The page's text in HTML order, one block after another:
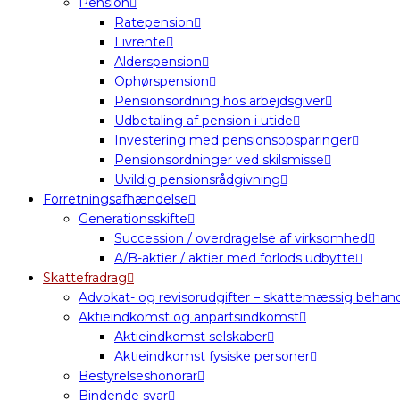
Ratepension
Livrente
Alderspension
Ophørspension
Pensionsordning hos arbejdsgiver
Udbetaling af pension i utide
Investering med pensionsopsparinger
Pensionsordninger ved skilsmisse
Uvildig pensionsrådgivning
Forretningsafhændelse
Generationsskifte
Succession / overdragelse af virksomhed
A/B-aktier / aktier med forlods udbytte
Skattefradrag
Advokat- og revisorudgifter – skattemæssig
Aktieindkomst og anpartsindkomst
Aktieindkomst selskaber
Aktieindkomst fysiske personer
Bestyrelseshonorar
Bindende svar